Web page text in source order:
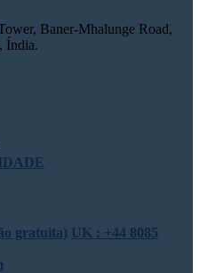
Baner-Mhalunge Road,
Índia.
gratuita) UK : +44 8085